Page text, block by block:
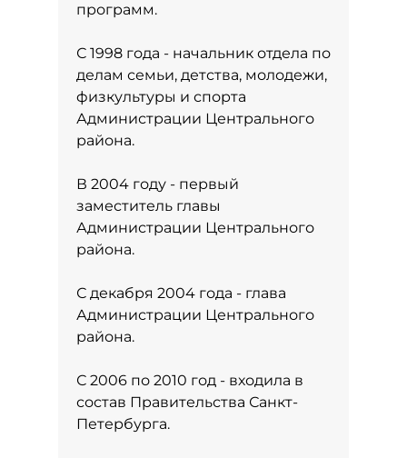
программ.
С 1998 года - начальник отдела по
делам семьи, детства, молодежи,
физкультуры и спорта
Администрации Центрального
района.
В 2004 году - первый
заместитель главы
Администрации Центрального
района.
С декабря 2004 года - глава
Администрации Центрального
района.
С 2006 по 2010 год - входила в
состав Правительства Санкт-
Петербурга.